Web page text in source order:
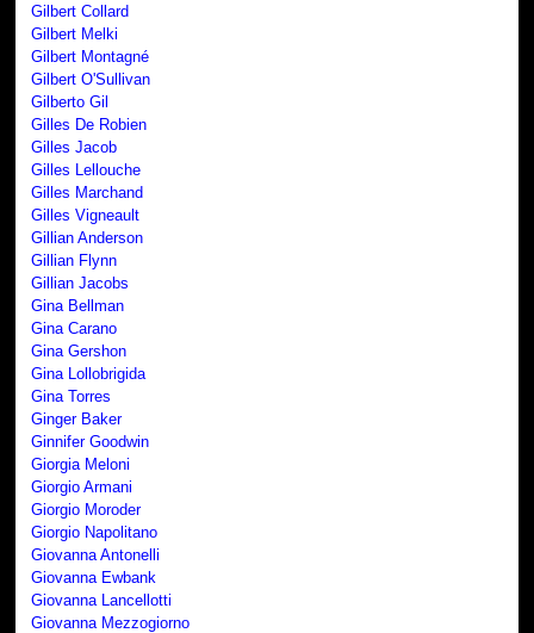
Gilbert Collard
Gilbert Melki
Gilbert Montagné
Gilbert O'Sullivan
Gilberto Gil
Gilles De Robien
Gilles Jacob
Gilles Lellouche
Gilles Marchand
Gilles Vigneault
Gillian Anderson
Gillian Flynn
Gillian Jacobs
Gina Bellman
Gina Carano
Gina Gershon
Gina Lollobrigida
Gina Torres
Ginger Baker
Ginnifer Goodwin
Giorgia Meloni
Giorgio Armani
Giorgio Moroder
Giorgio Napolitano
Giovanna Antonelli
Giovanna Ewbank
Giovanna Lancellotti
Giovanna Mezzogiorno